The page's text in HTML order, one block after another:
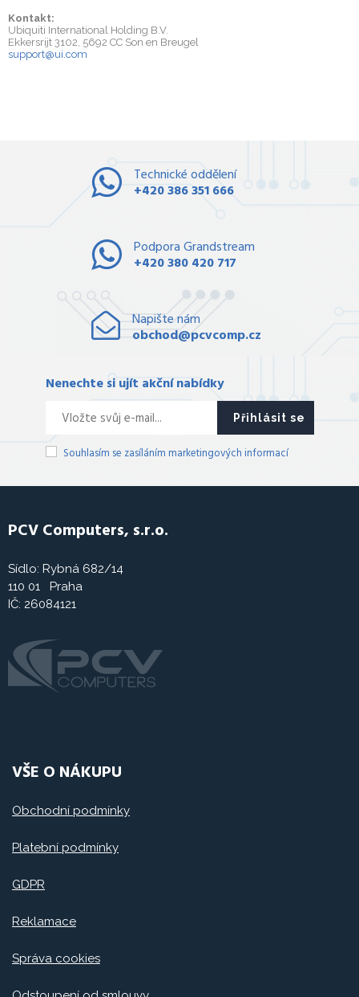
Kontakt:
Ubiquiti International Holding B.V.
Ekkersrijt 3102, 5692 CC Son en Breugel
support@ui.com
Technické oddělení
+420 386 351 666
Podpora Grandstream
+420 380 420 717
Napište nám
obchod@pcvcomp.cz
Nenechte si ujít akční nabídky
Přihlásit se
Souhlasím se zasíláním marketingových informací
PCV Computers, s.r.o.
Sídlo: Rybná 682/14
110 01 Praha
IČ: 26084121
VŠE O NÁKUPU
Obchodní podmínky
Platební podmínky
GDPR
Reklamace
Správa cookies